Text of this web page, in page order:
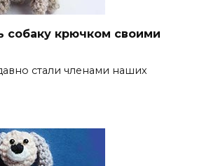
собаку крючком своими
стали членами наших